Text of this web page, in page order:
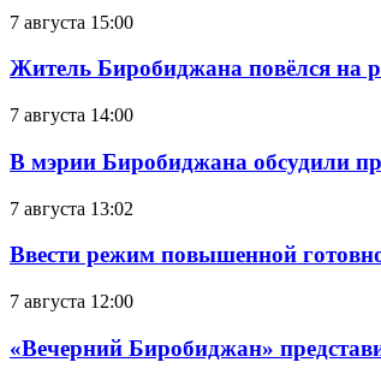
7 августа 15:00
Житель Биробиджана повёлся на
7 августа 14:00
В мэрии Биробиджана обсудили
7 августа 13:02
Ввести режим повышенной
7 августа 12:00
«Вечерний Биробиджан»